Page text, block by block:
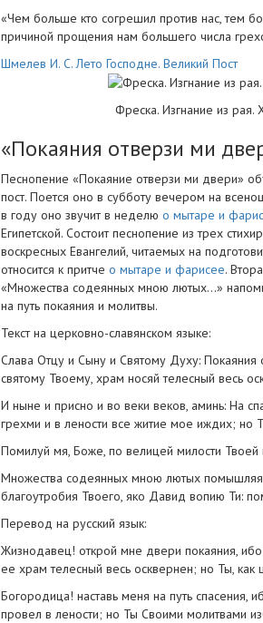
«Чем больше кто согрешил против нас, тем
причиной прощения нам большего числа
Шмелев И. С. Лето Господне. Великий Пост
Фреска. Изгнание из
«Покаяния отверзи ми
Песнопение «Покаяние отверзи ми двери»
пост. Поется оно в субботу вечером на
в году оно звучит в неделю о мытаре и
Египетской. Состоит песнопение из трех
воскресных Евангелий, читаемых на
относится к притче о мытаре и фарисее.
«Множества содеянных мною лютых…»
на путь покаяния и молитвы.
Текст на церковно-славянском языке:
Слава Отцу и Сыну и Святому Духу:
святому Твоему, храм носяй телесный весь
И ныне и присно и во веки веков, аминь: На
грехми и в лености все житие мое иждих; но
Помилуй мя, Боже, по велицей милости
Множества содеянных мною лютых помышляя
благоутробия Твоего, яко Давид вопию Ти:
Перевод на русский язык:
Жизнодавец! открой мне двери покаяния,
ее храм телесный весь осквернен; но Ты,
Богородица! наставь меня на путь
провел в лености; но Ты Своими молитвами